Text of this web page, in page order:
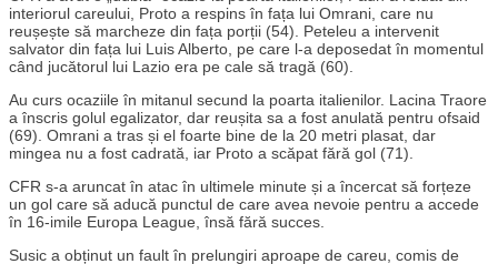
interiorul careului, Proto a respins în fața lui Omrani, care nu
reușește să marcheze din fața porții (54). Peteleu a intervenit
salvator din fața lui Luis Alberto, pe care l-a deposedat în momentul
când jucătorul lui Lazio era pe cale să tragă (60).
Au curs ocaziile în mitanul secund la poarta italienilor. Lacina Traore
a înscris golul egalizator, dar reușita sa a fost anulată pentru ofsaid
(69). Omrani a tras și el foarte bine de la 20 metri plasat, dar
mingea nu a fost cadrată, iar Proto a scăpat fără gol (71).
CFR s-a aruncat în atac în ultimele minute și a încercat să forțeze
un gol care să aducă punctul de care avea nevoie pentru a accede
în 16-imile Europa League, însă fără succes.
Susic a obținut un fault în prelungiri aproape de careu, comis de